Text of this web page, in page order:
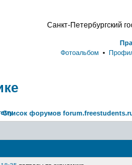
Санкт-Петербургский
Фотоальбом •
Список форумов